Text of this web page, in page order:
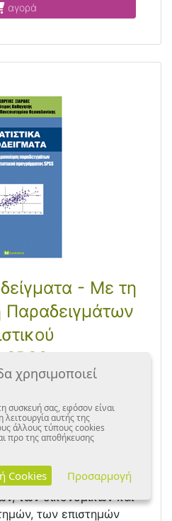
αγορά
- Με τη
Παραδειγμάτων
ερευνητές των
των οικονομικών και
των επιστημών
χρησιμοποιεί
συσκευή σας, εφόσον είναι
αυτής της
άλλους τύπους cookies
προ της αποθήκευσης
Cookies Προσαρμογή